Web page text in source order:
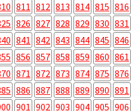
811 812 813 814 815 816
826 827 828 829 830 831
841 842 843 844 845 846
856 857 858 859 860 861
871 872 873 874 875 876
886 887 888 889 890 891
901 902 903 904 905 906